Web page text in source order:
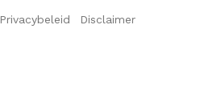
Privacybeleid Disclaimer